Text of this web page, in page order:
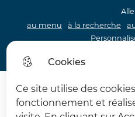
Cookies
Ce site utilise des
fonctionnement et
au menu
à la recherche
62 MDPH Maison